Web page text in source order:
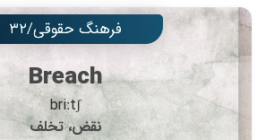
فرهنگ حقوقی/۳۲
Breach
briːtʃ
نقض، تخلف